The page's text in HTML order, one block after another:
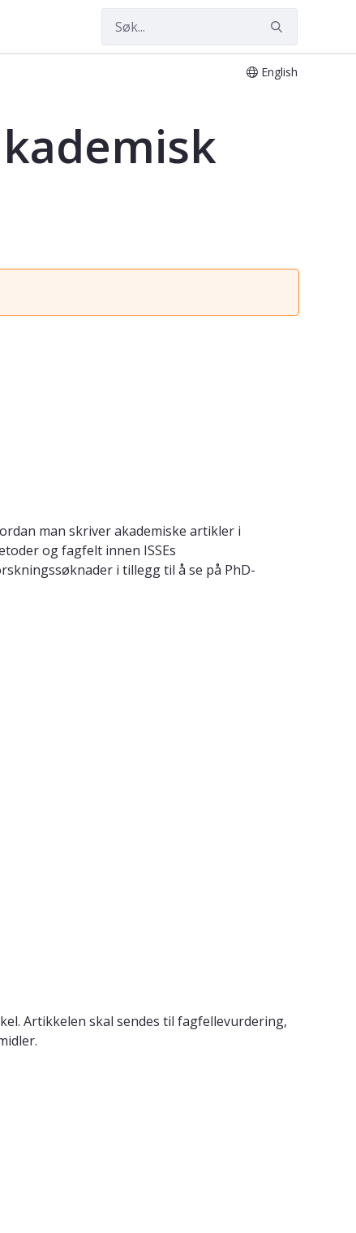
English
man skriver akademiske artikler i
og fagfelt innen ISSEs
i tillegg til å se på PhD-
Artikkelen skal sendes til fagfellevurdering,